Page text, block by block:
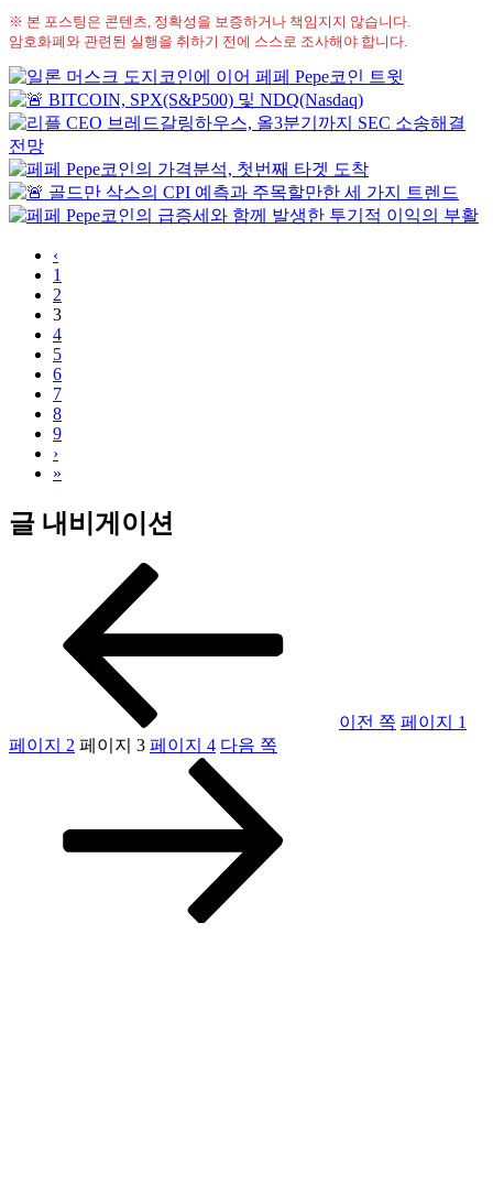
※ 본 포스팅은 콘텐츠, 정확성을 보증하거나 책임지지 않습니다.
암호화폐와 관련된 실행을 취하기 전에 스스로 조사해야 합니다.
‹
1
2
3
4
5
6
7
8
9
›
»
글 내비게이션
이전 쪽 페이지 1
페이지 2 페이지 3 페이지 4 다음 쪽